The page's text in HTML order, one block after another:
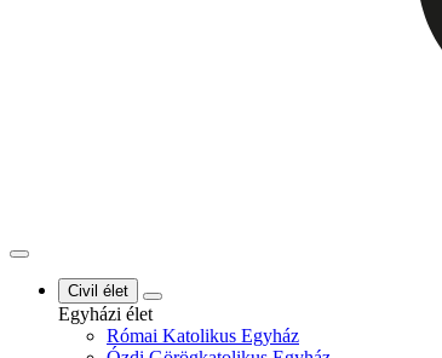
Civil élet
Egyházi élet
Római Katolikus Egyház